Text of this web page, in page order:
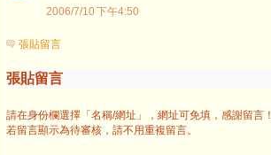
2006/7/10 下午4:50
張貼留言
張貼留言
請在身份欄選擇「名稱/網址」，網址可免填，感謝留言！
若留言顯示為待審核，請不用重複留言。